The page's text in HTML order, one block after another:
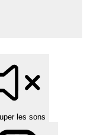
les sons